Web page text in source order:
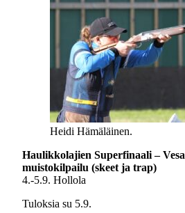
Heidi Hämäläinen.
Haulikkolajien Superfinaali –
muistokilpailu (skeet ja trap)
4.-5.9. Hollola
Tuloksia su 5.9.